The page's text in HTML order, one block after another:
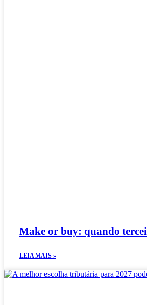
Make or buy: quando
LEIA MAIS »